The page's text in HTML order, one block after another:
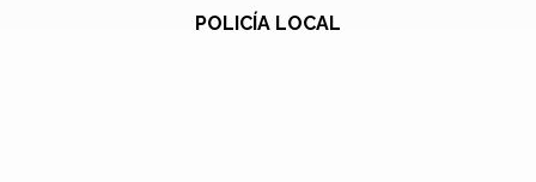
POLICÍA LOCAL